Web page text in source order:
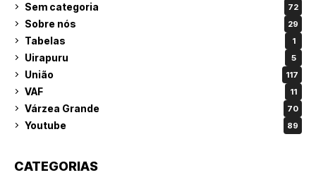
Sem categoria 72
Sobre nós 29
Tabelas 1
Uirapuru 5
União 117
VAF 11
Várzea Grande 70
Youtube 89
CATEGORIAS